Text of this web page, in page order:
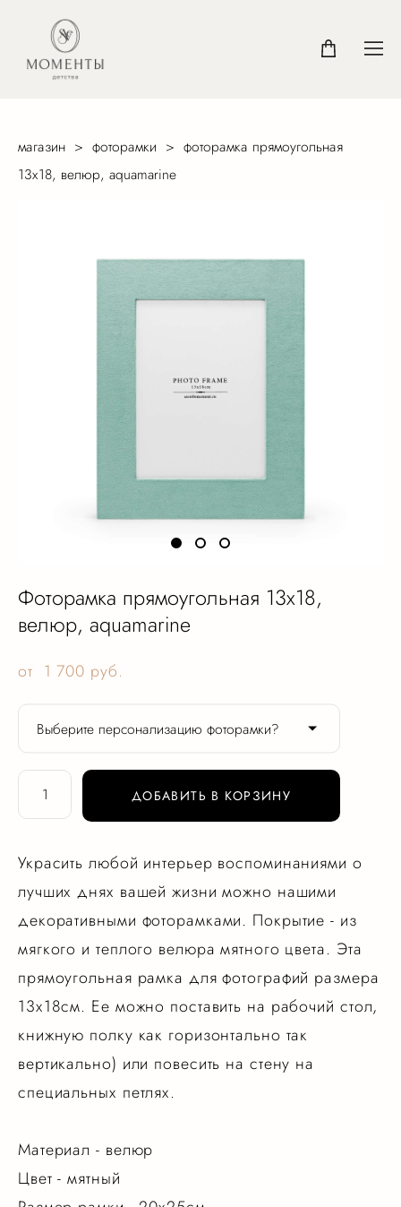
магазин > фоторамки > фоторамка прямоугольная
13х18, велюр, aquamarine
Фоторамка прямоугольная 13х18,
велюр, aquamarine
от 1 700 pуб.
Выберите персонализацию фоторамки?
ДОБАВИТЬ В КОРЗИНУ
Украсить любой интерьер воспоминаниями о
лучших днях вашей жизни можно нашими
декоративными фоторамками. Покрытие - из
мягкого и теплого велюра мятного цвета. Эта
прямоугольная рамка для фотографий размера
13х18см. Ее можно поставить на рабочий стол,
книжную полку как горизонтально так
вертикально) или повесить на стену на
специальных петлях.
Материал - велюр
Цвет - мятный